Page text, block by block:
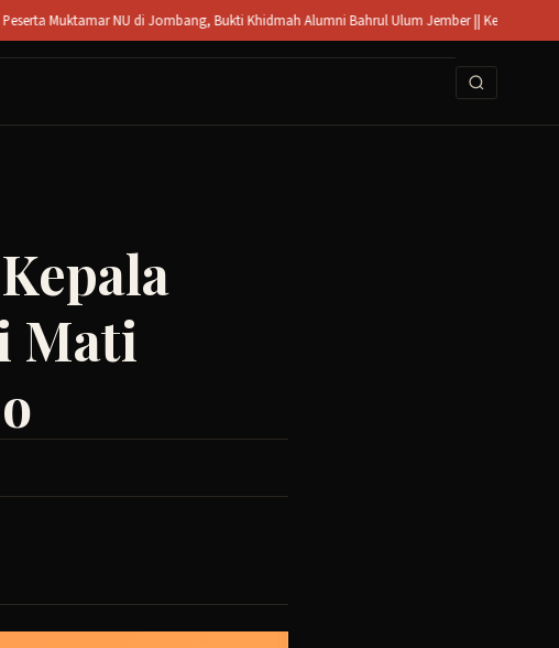
NU di Jombang, Bukti Khidmah Alumni Bahrul Ulum Jember || Kecelakaan di
Mati